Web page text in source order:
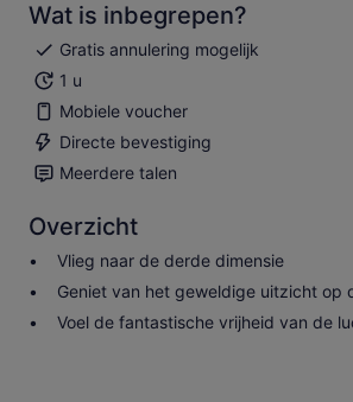
Wat is inbegrepen?
Gratis annulering mogelijk
1 u
Mobiele voucher
Directe bevestiging
Meerdere talen
Overzicht
Vlieg naar de derde dimensie
Geniet van het geweldige uitzicht op
Voel de fantastische vrijheid van de